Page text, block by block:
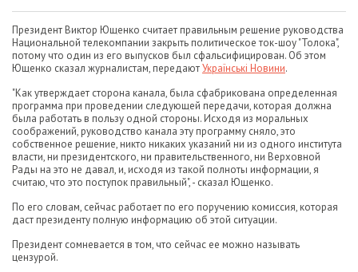
Президент Виктор Ющенко считает правильным решение руководства
Национальной телекомпании закрыть политическое ток-шоу "Толока",
потому что один из его выпусков был сфальсифицирован. Об этом
Ющенко сказал журналистам, передаютУкраїнські Новини.
"Как утверждает сторона канала, была сфабрикована определенная
программа при проведении следующей передачи, которая должна
была работать в пользу одной стороны. Исходя из моральных
соображений, руководство канала эту программу сняло, это
собственное решение, никто никаких указаний ни из одного института
власти, ни президентского, ни правительственного, ни Верховной
Рады на это не давал, и, исходя из такой полноты информации, я
считаю, что это поступок правильный", - сказал Ющенко.
По его словам, сейчас работает по его поручению комиссия, которая
даст президенту полную информацию об этой ситуации.
Президент сомневается в том, что сейчас ее можно называть
цензурой.